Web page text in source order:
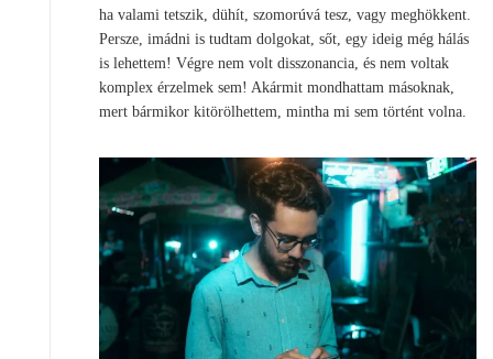
ha valami tetszik, dühít, szomorúvá tesz, vagy meghökkent.
Persze, imádni is tudtam dolgokat, sőt, egy ideig még hálás
is lehettem! Végre nem volt disszonancia, és nem voltak
komplex érzelmek sem! Akármit mondhattam másoknak,
mert bármikor kitörölhettem, mintha mi sem történt volna.